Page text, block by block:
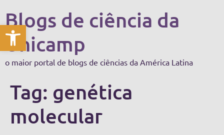
Abrir a barra de ferramentas
Blogs de ciência da
Unicamp
o maior portal de blogs de ciências da América Latina
Tag: genética
molecular